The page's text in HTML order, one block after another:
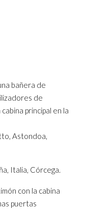
bañera de
de
principal en la
Astondoa,
Italia, Córcega.
con la cabina
puertas